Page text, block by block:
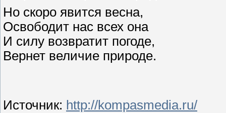
Но скоро явится весна,
Освободит нас всех она
И силу возвратит погоде,
Вернет величие природе.
Источник: http://kompasmedia.ru/